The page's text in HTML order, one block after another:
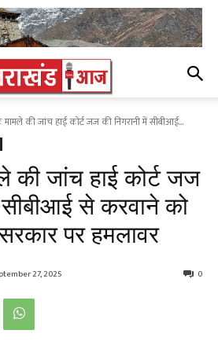
की जांच हाई कोर्ट जज की निगरानी में सीबीआई...
की जांच हाई कोर्ट जज
सीबीआई से करवाने को
पर हमलावर
27, 2025 0